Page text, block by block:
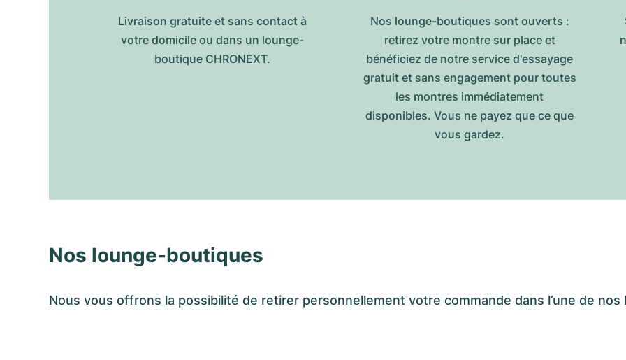
Livraison gratuite et sans contact à
votre domicile ou dans un lounge-
boutique CHRONEXT.
Nos lounge-boutiques sont ouverts :
retirez votre montre sur place et
bénéficiez de notre service d'essayage
gratuit et sans engagement pour toutes
les montres immédiatement
disponibles. Vous ne payez que ce que
vous gardez.
Nos lounge-boutiques
Nous vous offrons la possibilité de retirer personnellement votre commande dans l’une de nos